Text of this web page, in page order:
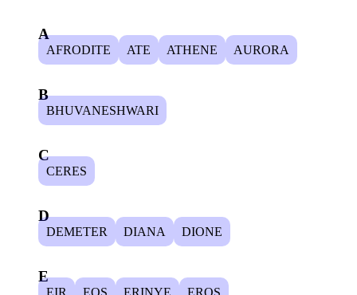
A
AFRODITE ATE ATHENE AURORA
B
BHUVANESHWARI
C
CERES
D
DEMETER DIANA DIONE
E
EIR EOS ERINYE EROS